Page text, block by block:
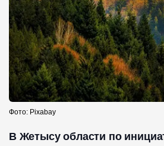
Фото: Pixabay
В Жетысу области по